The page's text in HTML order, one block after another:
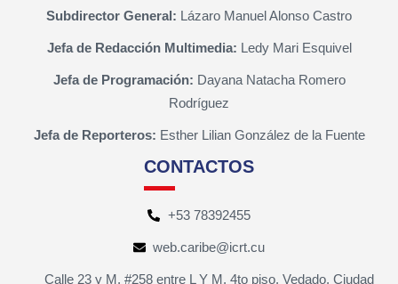
Subdirector General: Lázaro Manuel Alonso Castro
Jefa de Redacción Multimedia: Ledy Mari Esquivel
Jefa de Programación: Dayana Natacha Romero
Rodríguez
Jefa de Reporteros: Esther Lilian González de la Fuente
CONTACTOS
+53 78392455
web.caribe@icrt.cu
Calle 23 y M, #258 entre L Y M, 4to piso, Vedado, Ciudad